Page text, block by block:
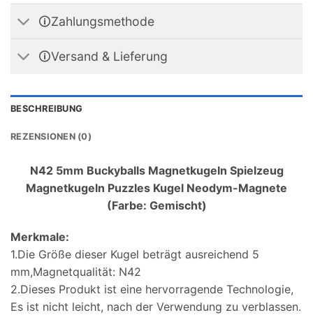
🛈Zahlungsmethode
🛈Versand & Lieferung
BESCHREIBUNG
REZENSIONEN (0)
N42 5mm Buckyballs Magnetkugeln Spielzeug
Magnetkugeln Puzzles Kugel Neodym-Magnete
(Farbe: Gemischt)
Merkmale:
1.Die Größe dieser Kugel beträgt ausreichend 5
mm,Magnetqualität: N42
2.Dieses Produkt ist eine hervorragende Technologie,
Es ist nicht leicht, nach der Verwendung zu verblassen.